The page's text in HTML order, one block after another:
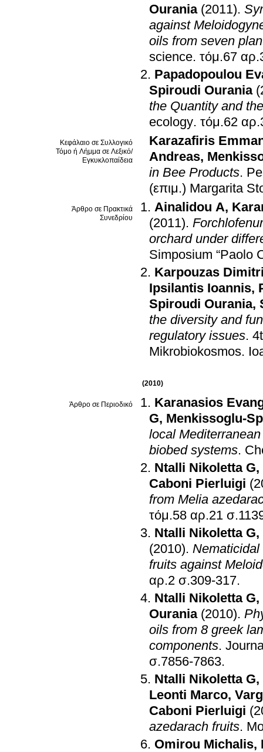
Ourania (2011).
against
oils from seven
science.
Papadopoulou
Spiroudi Ourania
the Quantity and
ecology.
Κεφάλαιο σε Συλλογικό
Τόμο ή Λήμμα σε Λεξικό/
Εγκυκλοπαίδεια
Karazafiris
Andreas,
in Bee Products.
(επιμ.) Margarita
Άρθρο σε Πρακτικά
Συνεδρίου
Ainalidou A,
(2011).
orchard under
Simposium “Paolo
Karpouzas
Ipsilantis Ioannis,
Spiroudi Ourania,
the diversity and
regulatory issues.
Mikrobiokosmos.
(2010)
Άρθρο σε Περιοδικό
Karanasios
G, Menkissoglu-
local
biobed systems.
Ntalli Nikoletta G,
Caboni Pierluigi
from Melia
τόμ.58
Ntalli Nikoletta G,
(2010).
fruits against
αρ.2 σ.309-317.
Ntalli Nikoletta G,
Ourania (2010).
oils from 8 greek
components.
σ.7856-7863.
Ntalli Nikoletta G,
Leonti Marco,
Caboni Pierluigi
azedarach fruits.
Omirou Michalis,